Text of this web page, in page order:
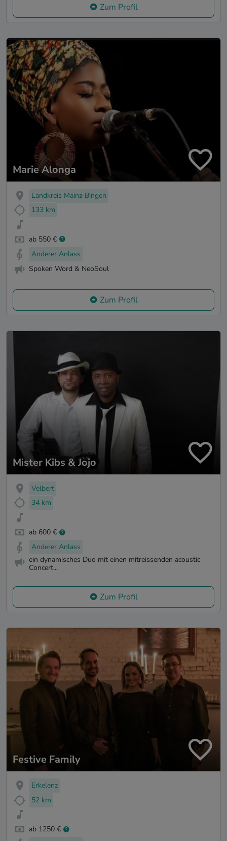
Zum Profil
Marie Alonga
Landkreis Mainz-Bingen
133 km
ab 550 €
Anderer Anlass
Spoken Word & NeoSoul
Zum Profil
Mister Kibs & Jojo
Velbert
34 km
ab 600 €
Anderer Anlass
ein dynamisches Duo mit einen mitreissenden acoustic
Concert...
Zum Profil
Festive Family
Erkelenz
52 km
ab 1250 €